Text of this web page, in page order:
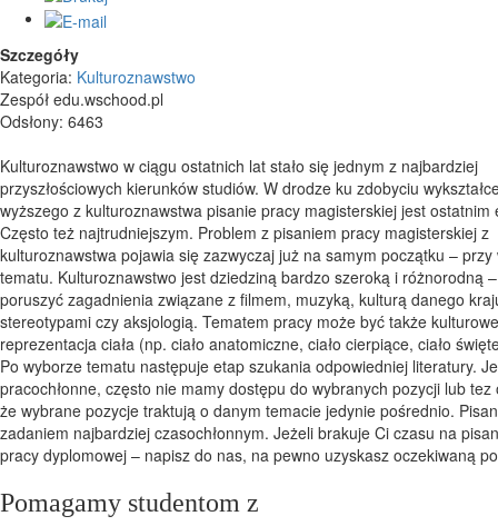
Szczegóły
Kategoria: Kulturoznawstwo
Zespół edu.wschood.pl
Odsłony: 6463
Kulturoznawstwo w ciągu ostatnich lat stało się jednym z najbardziej
przyszłościowych kierunków studiów. W drodze ku zdobyciu
wyższego z kulturoznawstwa pisanie pracy magisterskiej jest ostatnim
Często też najtrudniejszym. Problem z pisaniem pracy magisterskiej z
kulturoznawstwa pojawia się zazwyczaj już na samym początku – przy
tematu. Kulturoznawstwo jest dziedziną bardzo szeroką i różnorodną
poruszyć zagadnienia związane z filmem, muzyką, kulturą danego
stereotypami czy aksjologią. Tematem pracy może być także kulturowe
reprezentacja ciała (np. ciało anatomiczne, ciało cierpiące, ciało
Po wyborze tematu następuje etap szukania odpowiedniej literatury.
pracochłonne, często nie mamy dostępu do wybranych pozycji lub tez
że wybrane pozycje traktują o danym temacie jedynie pośrednio.
zadaniem najbardziej czasochłonnym. Jeżeli brakuje Ci czasu na
pracy dyplomowej – napisz do nas, na pewno uzyskasz
Pomagamy studentom z